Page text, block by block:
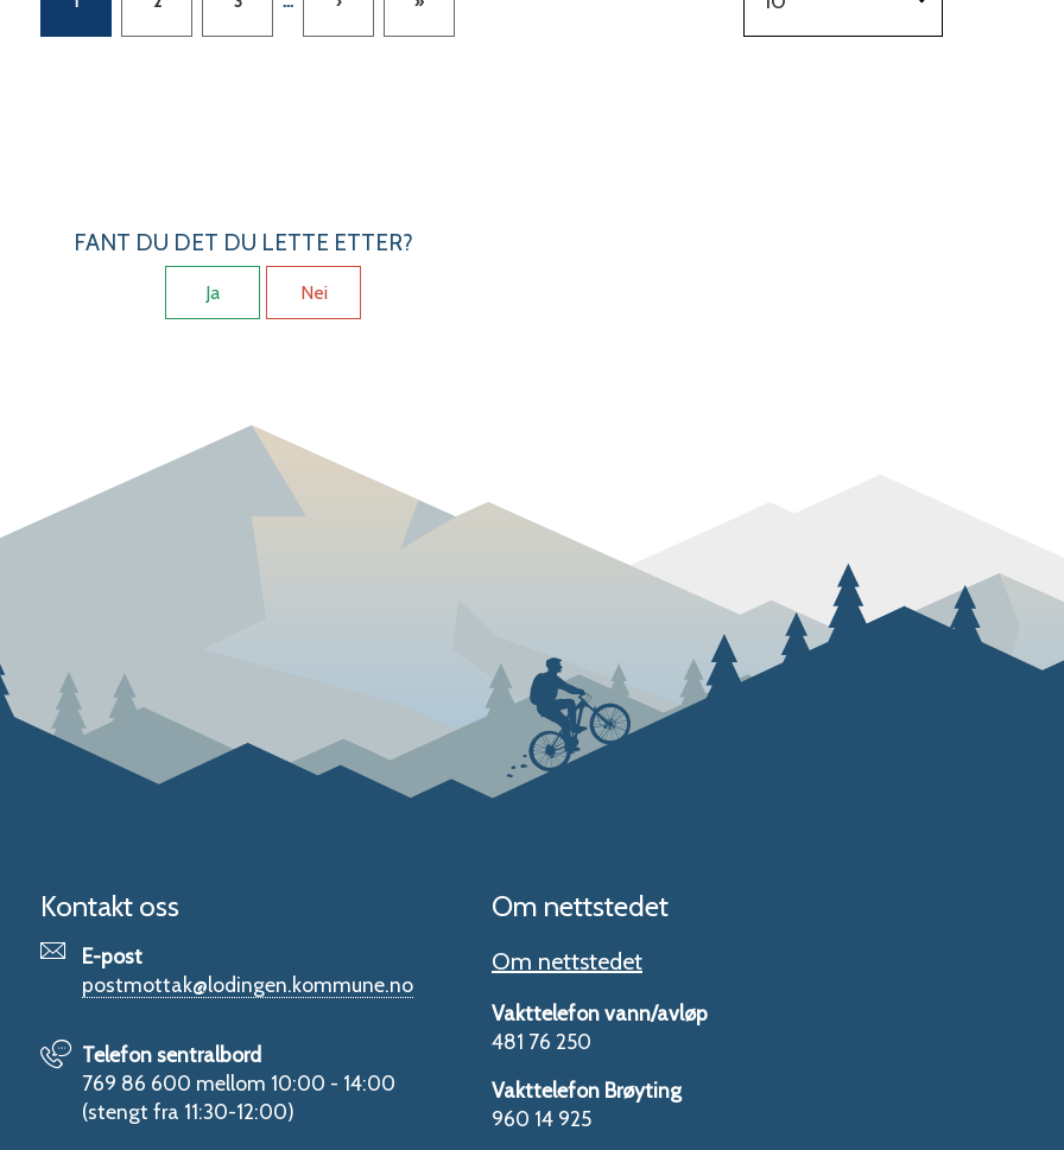
FANT DU DET DU LETTE ETTER?
Ja Nei
Kontakt oss
E-post
postmottak@lodingen.kommune.no
Telefon sentralbord
769 86 600 mellom 10:00 - 14:00
(stengt fra 11:30-12:00)
Om nettstedet
Om nettstedet
Vakttelefon vann/avløp
481 76 250
Vakttelefon Brøyting
960 14 925